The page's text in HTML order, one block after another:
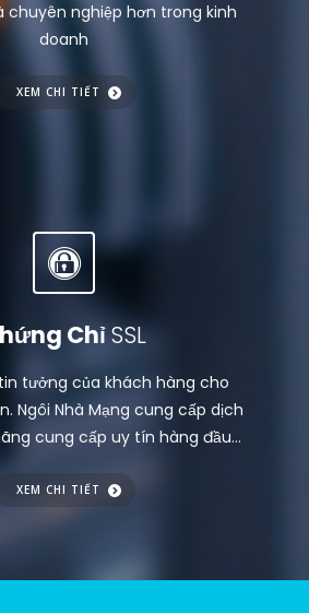
nghiệp hơn trong kinh
doanh
XEM CHI TIẾT
ChỉSSL
tưởng của khách hàng cho
Ngôi Nhà Mạng cung cấp dịch
cung cấp uy tín hàng đầu...
XEM CHI TIẾT